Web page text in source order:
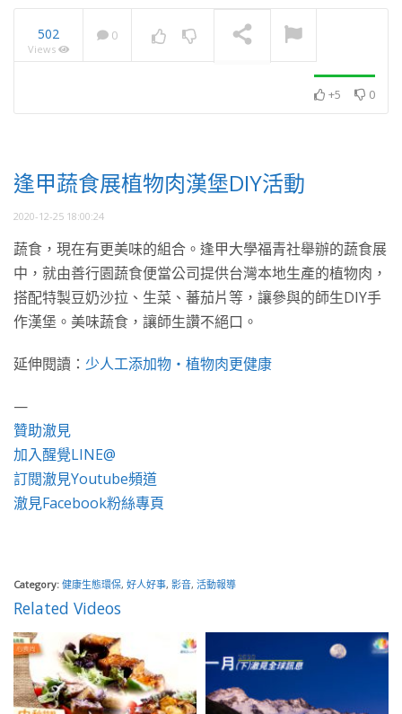
2023南投茶博會 時尚飲哲
502
Views
0
+5 0
逢甲蔬食展植物肉漢堡DIY活動
2020-12-25 18:00:24
蔬食，現在有更美味的組合。逢甲大學福青社舉辦的蔬食展
中，就由善行園蔬食便當公司提供台灣本地生產的植物肉，
搭配特製豆奶沙拉、生菜、蕃茄片等，讓參與的師生DIY手
作漢堡。美味蔬食，讓師生讚不絕口。
延伸閱讀： 少人工添加物・植物肉更健康
—
贊助澈見
加入醒覺LINE@
訂閱澈見Youtube頻道
澈見Facebook粉絲專頁
Category: 健康生態環保, 好人好事, 影音, 活動報導
Related Videos